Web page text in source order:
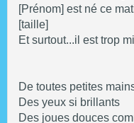
[Prénom] est né ce
[taille]
Et surtout...il est trop
De toutes petites
Des yeux si brillants
Des joues douces